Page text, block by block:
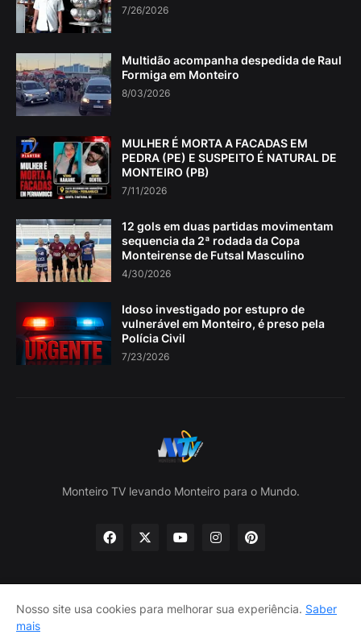
7/26/2026
Multidão acompanha despedida de Raul
Formiga em Monteiro
8/03/2026
MULHER É MORTA A FACADAS EM
PEDRA (PE) E SUSPEITO É NATURAL DE
MONTEIRO (PB)
7/11/2026
12 gols em duas partidas movimentam
sequencia da 2ª rodada da Copa
Monteirense de Futsal Masculino
4/30/2026
Idoso investigado por estupro de
vulnerável em Monteiro, é preso pela
Polícia Civil
7/23/2026
Monteiro TV levando Monteiro para o Mundo.
Home Sobre nós
política de Privacidade
Nosso site usa cookies para melhorar sua experiência. Saber
mais